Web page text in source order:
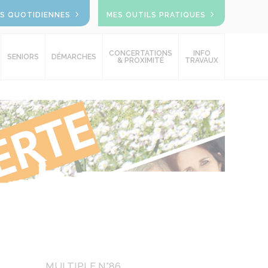
QUOTIDIENNES MES OUTILS PRATIQUES
SENIORS DÉMARCHES
CONCERTATIONS
& PROXIMITÉ
INFO
TRAVAUX